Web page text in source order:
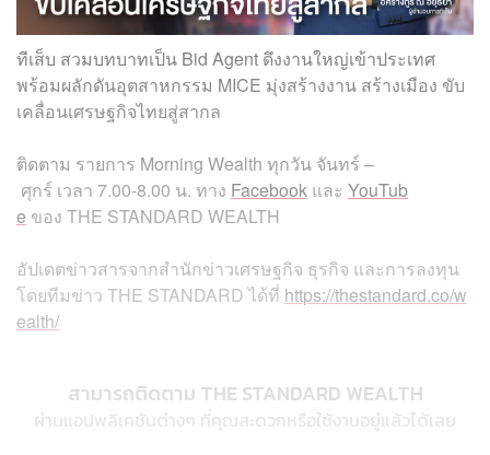
ทีเส็บ สวมบทบาทเป็น Bid Agent ดึงงานใหญ่เข้าประเทศ
พร้อมผลักดันอุตสาหกรรม MICE มุ่งสร้างงาน สร้างเมือง ขับ
เคลื่อนเศรษฐกิจไทยสู่สากล
ติดตาม รายการ Morning Wealth ทุกวัน จันทร์ –
ศุกร์ เวลา 7.00-8.00 น. ทาง Facebook และ YouTub
e ของ THE STANDARD WEALTH
อัปเดตข่าวสารจากสำนักข่าวเศรษฐกิจ ธุรกิจ และการลงทุน
โดยทีมข่าว THE STANDARDได้ที่ https://thestandard.co/w
ealth/
สามารถติดตาม THE STANDARD WEALTH
ผ่านแอปพลิเคชันต่างๆ ที่คุณสะดวกหรือใช้งานอยู่แล้วได้เลย